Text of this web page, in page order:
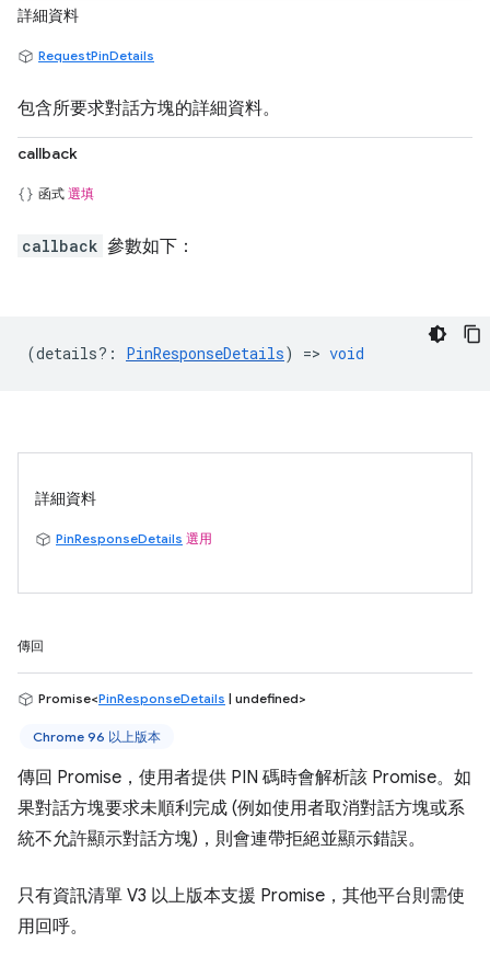
詳細資料
RequestPinDetails
包含所要求對話方塊的詳細資料。
callback
函式 選填
callback 參數如下：
(details? : PinResponseDetails) => void
詳細資料
PinResponseDetails 選用
傳回
Promise<PinResponseDetails | undefined>
Chrome 96 以上版本
傳回 Promise，使用者提供 PIN 碼時會解析該 Promise。如
果對話方塊要求未順利完成 (例如使用者取消對話方塊或系
統不允許顯示對話方塊)，則會連帶拒絕並顯示錯誤。
只有資訊清單 V3 以上版本支援 Promise，其他平台則需使
用回呼。